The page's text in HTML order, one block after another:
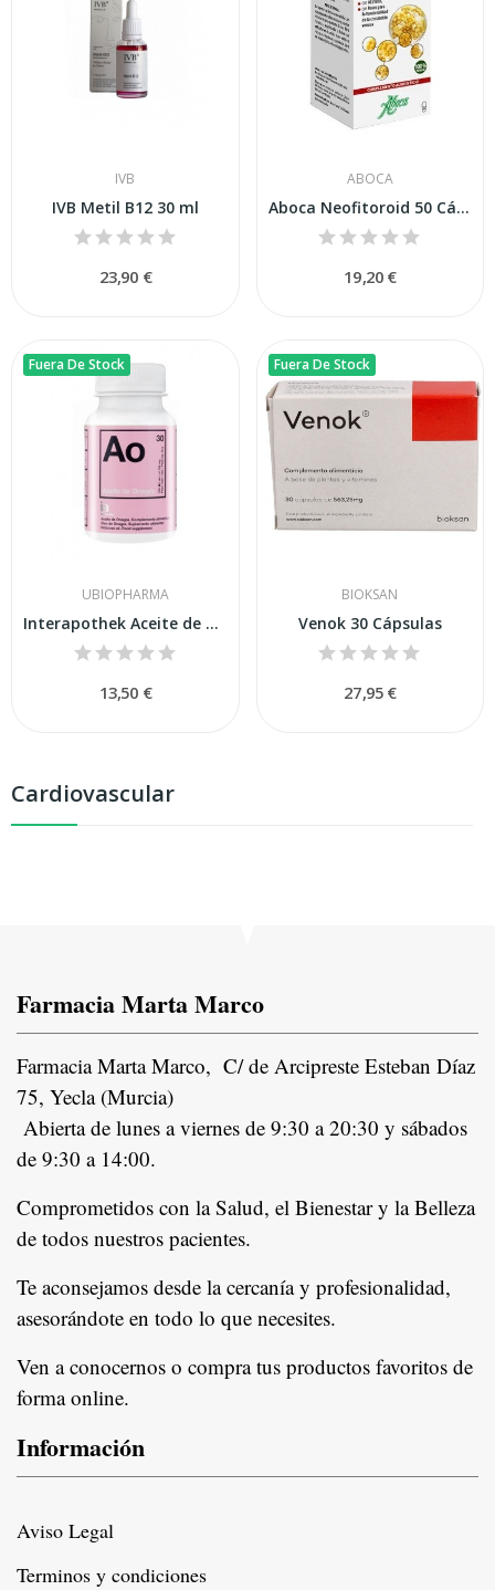
Cardiovascular
IVB
IVB Metil B12 30 ml
23,90 €
ABOCA
Aboca Neofitoroid 50 Cápsulas
19,20 €
Fuera De Stock
UBIOPHARMA
Interapothek Aceite de Onagra 100 Cápsulas
13,50 €
Fuera De Stock
BIOKSAN
Venok 30 Cápsulas
27,95 €
Farmacia Marta Marco
Farmacia Marta Marco, C/ de Arcipreste Esteban Díaz
75, Yecla (Murcia)
Abierta de lunes a viernes de 9:30 a 20:30 y sábados
de 9:30 a 14:00.
Comprometidos con la Salud, el Bienestar y la Belleza
de todos nuestros pacientes.
Te aconsejamos desde la cercanía y profesionalidad,
asesorándote en todo lo que necesites.
Ven a conocernos o compra tus productos favoritos de
forma online.
Información
Aviso Legal
Terminos y condiciones